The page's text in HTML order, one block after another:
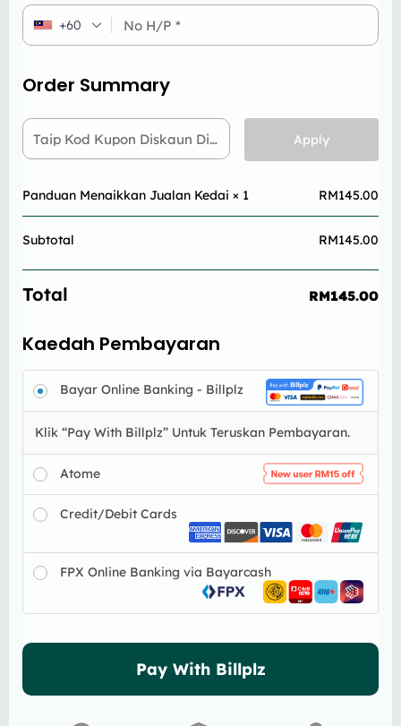
No H/P *
+60
Order Summary
Taip Kod Kupon Diskaun Di Sini Apply
Panduan Menaikkan Jualan Kedai × 1 RM145.00
Subtotal RM145.00
Total RM145.00
Kaedah Pembayaran
Bayar Online Banking - Billplz
Klik “Pay With Billplz” Untuk Teruskan Pembayaran.
Atome
Credit/Debit Cards
FPX Online Banking via Bayarcash
Pay With Billplz